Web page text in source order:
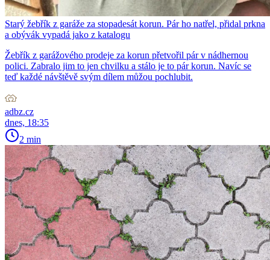
Starý žebřík z garáže za stopadesát korun. Pár ho natřel, přidal prkna
a obývák vypadá jako z katalogu
Žebřík z garážového prodeje za korun přetvořil pár v nádhernou
polici. Zabralo jim to jen chvilku a stálo je to pár korun. Navíc se
teď každé návštěvě svým dílem můžou pochlubit.
adbz.cz
dnes, 18:35
2 min